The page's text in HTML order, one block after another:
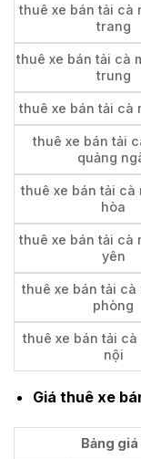
thuê xe bán tải cà
trang
thuê xe bán tải cà
trung
thuê xe bán tải cà
thuê xe bán tải
quảng
thuê xe bán tải cà
hòa
thuê xe bán tải cà
yên
thuê xe bán tải cà
phòng
thuê xe bán tải cà
nội
Giá thuê xe
Bảng